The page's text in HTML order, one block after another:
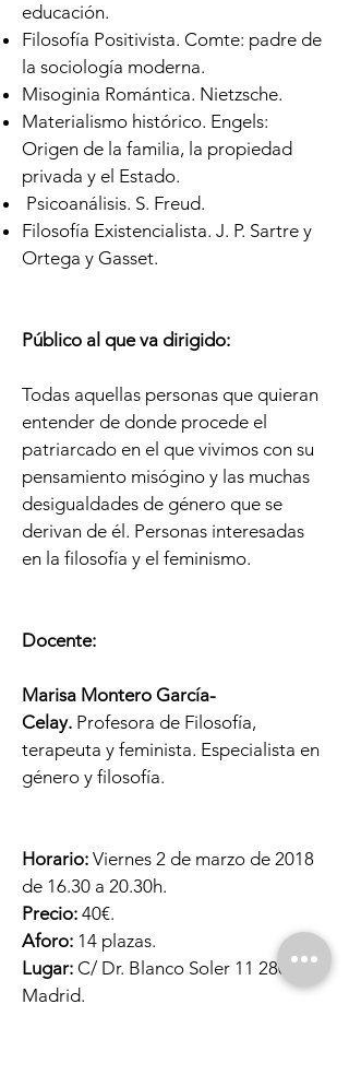
educación.
Filosofía Positivista. Comte: padre de
la sociología moderna.
Misoginia Romántica. Nietzsche.
Materialismo histórico. Engels:
Origen de la familia, la propiedad
privada y el Estado.
Psicoanálisis. S. Freud.
Filosofía Existencialista. J. P. Sartre y
Ortega y Gasset.
Público al que va dirigido:
Todas aquellas personas que quieran
entender de donde procede el
patriarcado en el que vivimos con su
pensamiento misógino y las muchas
desigualdades de género que se
derivan de él. Personas interesadas
en la filosofía y el feminismo.
Docente:
Marisa Montero García-
Celay. Profesora de Filosofía,
terapeuta y feminista. Especialista en
género y filosofía.
Horario: Viernes 2 de marzo de 2018
de 16.30 a 20.30h.
Precio: 40€.
Aforo: 14 plazas.
Lugar: C/ Dr. Blanco Soler 11 28044
Madrid.